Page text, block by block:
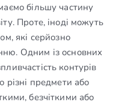
більшу частину
Проте, іноді можуть
які серйозно
Одним із основних
контурів
різні предмети або
безчіткими або